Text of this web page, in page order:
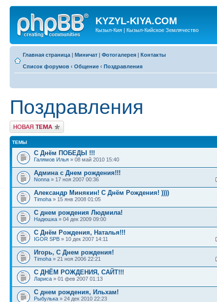
KYZYL-KIYA.COM
Кызыл-Кия | Кызыл-Кийское Землячество
Главная страница | Миничат | Фотогалерея | Контакты
Список форумов ‹ Общение ‹ Поздравления
Поздравления
Новая тема
ТЕМЫ
С Днём ПОБЕДЫ !!!
Галямов Илья » 08 май 2010 15:40
Админа с Днем рождения!!!
Nonna » 17 ноя 2007 00:36
Александр Минякин! С Днём Рождения! ))))
Timoha » 15 янв 2008 01:05
С днем рождения Людмила!
Надюшка » 04 дек 2009 09:00
С Днём Рождения, Наталья!!!
IGOR SPB » 10 дек 2007 14:11
Игорь, С Днем рождения!
Timoha » 21 ноя 2006 22:21
С ДНЁМ РОЖДЕНИЯ, САЙТ!!!
Лариса » 01 фев 2007 01:13
С днем рождения, Ильхам!
Рыбулька » 24 дек 2010 22:23